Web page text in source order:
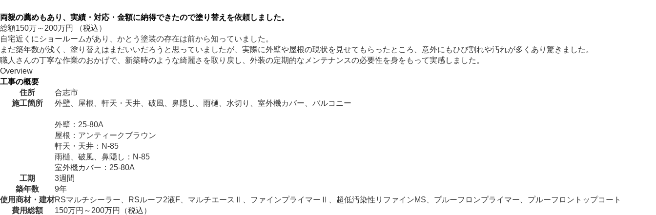
両親の薦めもあり、実績・対応・金額に納得できたので塗り替えを依頼しました。
総額150万～ 200万円
（税込）
自宅近くにショールームがあり、かとう塗装の存在は前から知っていました。
まだ築年数が浅く、塗り替えはまだいいだろうと思っていましたが、実際に外壁や屋根の現状を見せてもらったところ、意外にもひび割れや汚れが多くあり驚きました。
職人さんの丁寧な作業のおかげで、新築時のような綺麗さを取り戻し、外装の定期的なメンテナンスの必要性を身をもって実感しました。
Overview
工事の概要
住所
合志市
施工箇所
外壁、屋根、軒天・天井、破風、鼻隠し、雨樋、水切り、室外機カバー、バルコニー
外壁：25-80A
屋根：アンティークブラウン
軒天・天井：N-85
雨樋、破風、鼻隠し：N-85
室外機カバー：25-80A
工期
3週間
築年数
9年
使用商材・建材RSマルチシーラー、RSルーフ2液F、マルチエースⅡ、ファインプライマーⅡ、超低汚染性リファインMS、プルーフロンプライマー、プルーフロントップコート
費用総額
150万円～200万円（税込）